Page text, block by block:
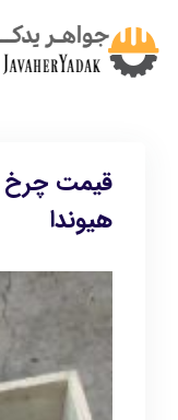
قیمت چرخ
هیوندا